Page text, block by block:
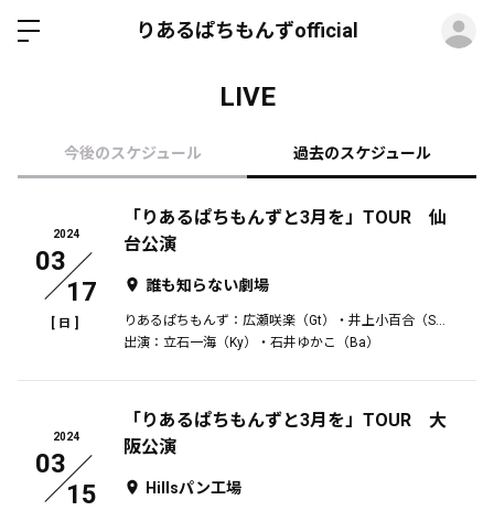
りあるぱちもんずofficial
LIVE
今後のスケジュール 過去のスケジュール
2024
03
17
[ 日 ]
「りあるぱちもんずと3月を」TOUR 仙
台公演
誰も知らない劇場
りあるぱちもんず：広瀬咲楽（Gt）・井上小百合（SAX）
出演：立石一海（Ky）・石井ゆかこ（Ba）
2024
03
15
「りあるぱちもんずと3月を」TOUR 大
阪公演
Hillsパン工場